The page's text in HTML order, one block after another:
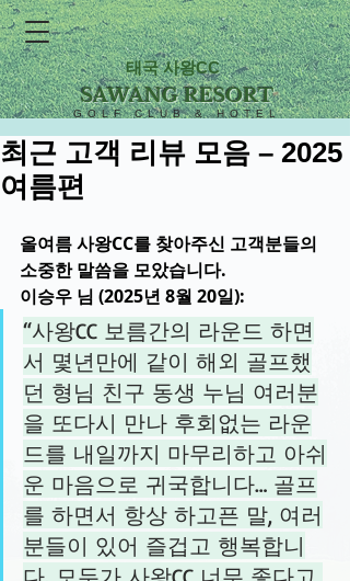
SAWANG RESORT
GOLF CLUB & HOTEL
태국 사왕CC
최근 고객 리뷰 모음 – 2025
여름편
올여름 사왕CC를 찾아주신 고객분들의
소중한 말씀을 모았습니다.
이승우 님 (2025년 8월 20일):
“사왕CC 보름간의 라운드 하면
서 몇년만에 같이 해외 골프했
던 형님 친구 동생 누님 여러분
을 또다시 만나 후회없는 라운
드를 내일까지 마무리하고 아쉬
운 마음으로 귀국합니다… 골프
를 하면서 항상 하고픈 말, 여러
분들이 있어 즐겁고 행복합니